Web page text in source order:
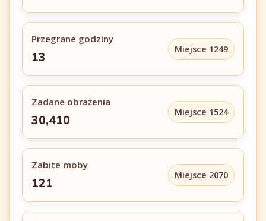
Przegrane godziny
13
Miejsce 1249
Zadane obrażenia
30,410
Miejsce 1524
Zabite moby
121
Miejsce 2070